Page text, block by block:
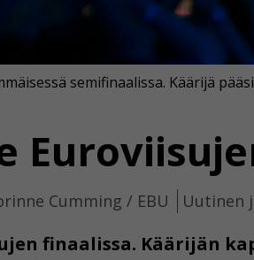
Cumming / EBU Uutinen
finaalissa. Käärijän
semifinaalissa. Käärijä